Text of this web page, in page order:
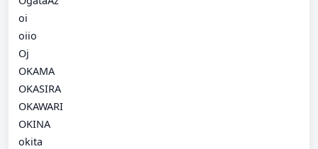
oi
oiio
Oj
OKAMA
OKASIRA
OKAWARI
OKINA
okita